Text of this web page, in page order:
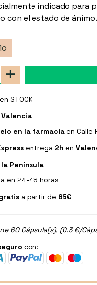
indicado para
con el estado de ánimo.
+
STOCK
Valencia
en la farmacia en Calle
entrega 2h en
Península
en 24-48 horas
a partir de 65€
60 Cápsula(s). (0.3 €/
con: